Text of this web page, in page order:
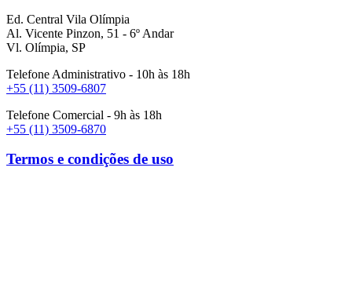
Ed. Central Vila Olímpia
Al. Vicente Pinzon, 51 - 6º Andar
Vl. Olímpia, SP
Telefone Administrativo - 10h às 18h
+55 (11) 3509-6807
Telefone Comercial - 9h às 18h
+55 (11) 3509-6870
Termos e condições de uso